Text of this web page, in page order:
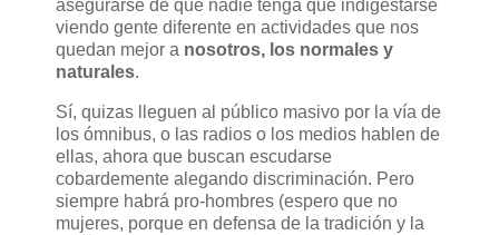
asegurarse de que nadie tenga que indigestarse
viendo gente diferente en actividades que nos
quedan mejor a nosotros, los normales y
naturales.
Sí, quizas lleguen al público masivo por la vía de
los ómnibus, o las radios o los medios hablen de
ellas, ahora que buscan escudarse
cobardemente alegando discriminación. Pero
siempre habrá pro-hombres (espero que no
mujeres, porque en defensa de la tradición y la